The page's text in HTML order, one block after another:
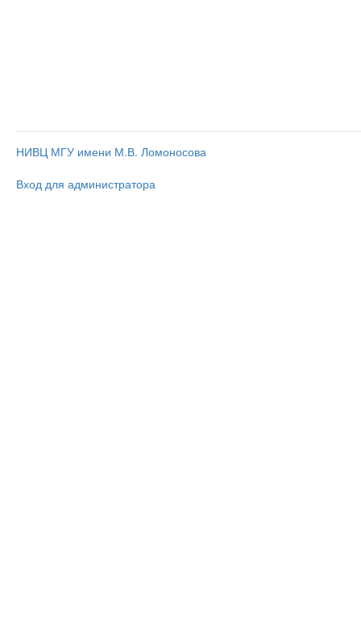
НИВЦ МГУ имени М.В. Ломоносова
Вход для администратора